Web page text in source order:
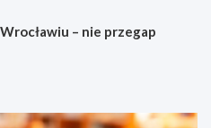
– nie przegap